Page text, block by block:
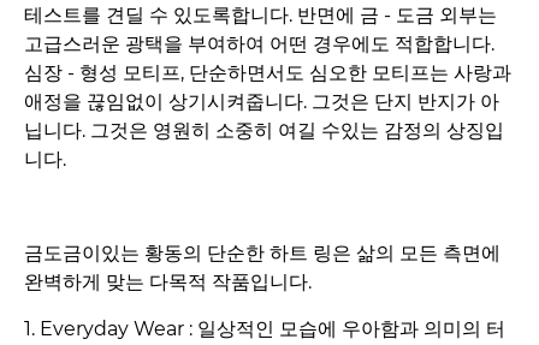
테스트를 견딜 수 있도록합니다. 반면에 금 - 도금 외부는
고급스러운 광택을 부여하여 어떤 경우에도 적합합니다.
심장 - 형성 모티프, 단순하면서도 심오한 모티프는 사랑과
애정을 끊임없이 상기시켜줍니다. 그것은 단지 반지가 아
닙니다. 그것은 영원히 소중히 여길 수있는 감정의 상징입
니다.
금도금이있는 황동의 단순한 하트 링은 삶의 모든 측면에
완벽하게 맞는 다목적 작품입니다.
1. Everyday Wear : 일상적인 모습에 우아함과 의미의 터